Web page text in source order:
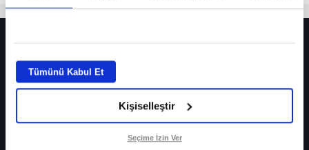
Tümünü Kabul Et
Kişiselleştir
Seçime İzin Ver
Fenerbahçe’de sürpriz ayrılık ihtimali! Devre arasında gelmişti
Fenerbahçe’nin yeni transferi Mason Greenwood için olay sözler!
Galatasaray’da rota yeniden Thiago Almada!